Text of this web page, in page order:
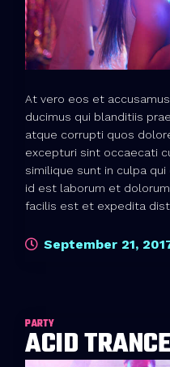
At vero eos et
ducimus qui blanditiis
atque corrupti quos
excepturi sint occaecati
similique sunt in culpa
id est laborum et
facilis est et expedita
September 21,
PARTY
ACID